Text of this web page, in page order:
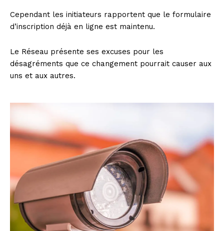
Cependant les initiateurs rapportent que le formulaire
d’inscription déjà en ligne est maintenu.
Le Réseau présente ses excuses pour les
désagréments que ce changement pourrait causer aux
uns et aux autres.